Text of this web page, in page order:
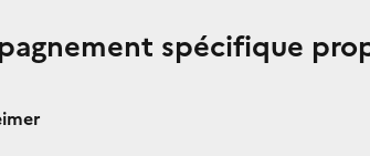
spécifique